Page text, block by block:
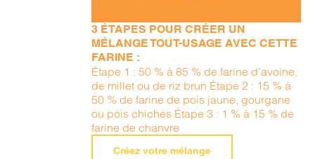
3 ÉTAPES POUR CRÉER UN
MÉLANGE TOUT-USAGE AVEC CETTE
FARINE :
Étape 1 : 50 % à 85 % de farine d’avoine,
de millet ou de riz brun Étape 2 : 15 % à
50 % de farine de pois jaune, gourgane
ou pois chiches Étape 3 : 1 % à 15 % de
farine de chanvre
Créez votre mélange